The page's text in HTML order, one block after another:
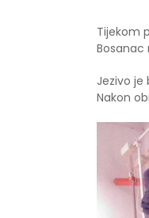
Tijekom
Bosanac
Jezivo je
Nakon